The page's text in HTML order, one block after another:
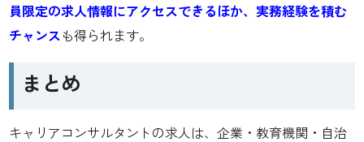
員限定の求人情報にアクセスできるほか、実務経験を積む
チャンス も得られます。
まとめ
キャリアコンサルタントの求人は、企業・教育機関・自治